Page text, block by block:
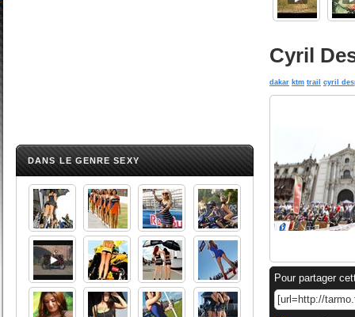
DANS LE GENRE SEXY
Cyril
dakar ktm trail cyril
Pour partager